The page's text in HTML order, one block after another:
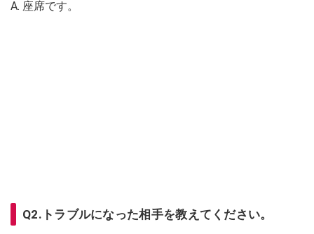
A. 座席です。
Q2.トラブルになった相手を教えてください。